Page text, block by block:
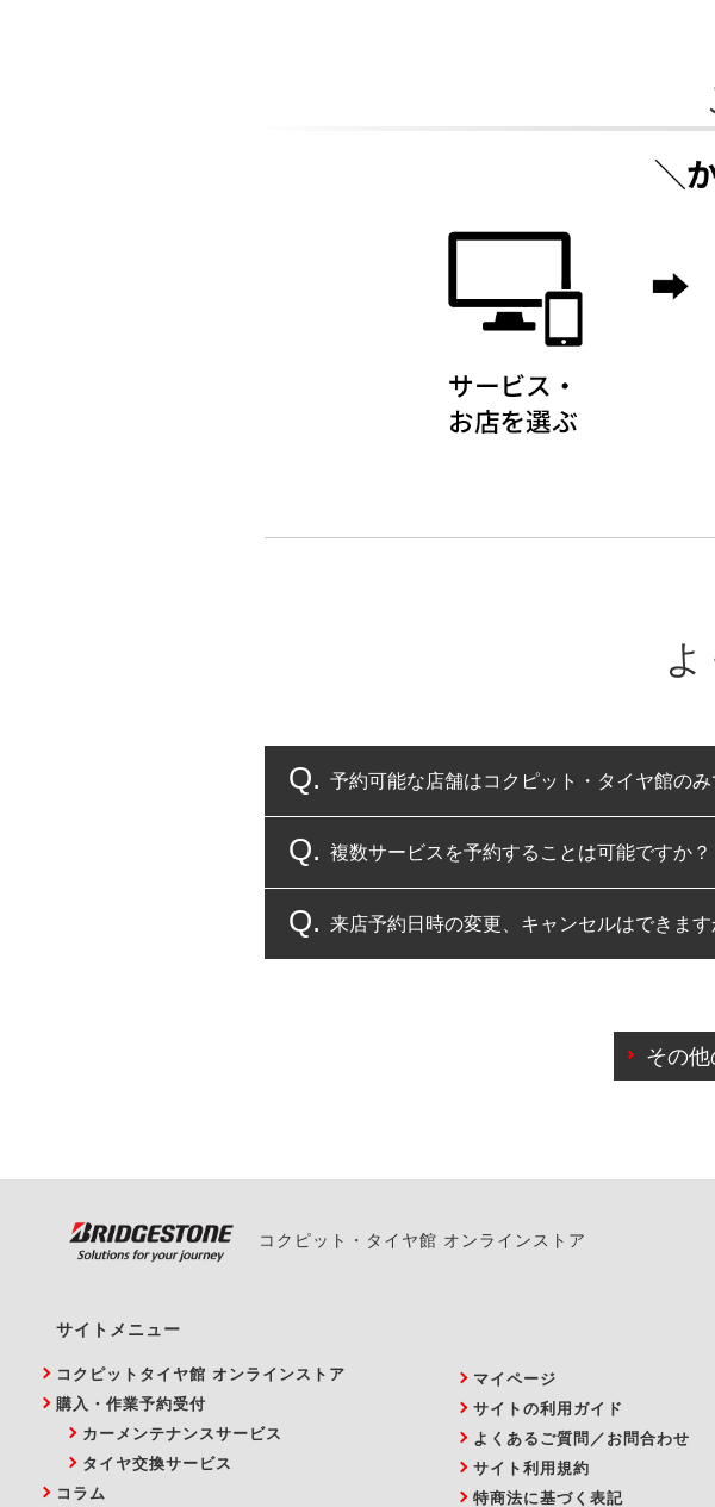
予約可能な店舗はコクピット・タイヤ館のみ
コクピット・タイヤ館のみとなります。
複数サービスを予約することは可能ですか？
複数サービスのご予約は可能です。
来店予約日時の変更、キャンセルはできます
また、やむを得ない事由によりご予約のキ
その
コクピット・タイヤ館 オンラインストア
サイトメニュー
コクピットタイヤ館 オンラインストア
購入・作業予約受付
カーメンテナンスサービス
タイヤ交換サービス
コラム
マイページ
サイトの利用ガイド
よくあるご質問／お問合わせ
サイト利用規約
特商法に基づく表記